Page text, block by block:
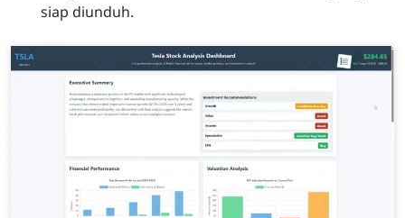
siap diunduh.